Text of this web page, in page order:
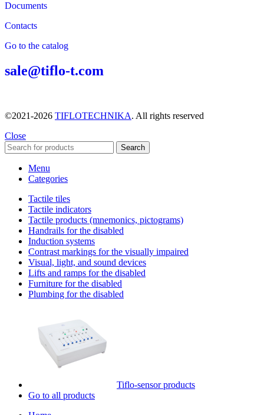
Documents
Contacts
Go to the catalog
sale@tiflo-t.com
©2021-2026 TIFLOTECHNIKA. All rights reserved
Close
Search
Menu
Categories
Tactile tiles
Tactile indicators
Tactile products (mnemonics, pictograms)
Handrails for the disabled
Induction systems
Contrast markings for the visually impaired
Visual, light, and sound devices
Lifts and ramps for the disabled
Furniture for the disabled
Plumbing for the disabled
Tiflo-sensor products
Go to all products